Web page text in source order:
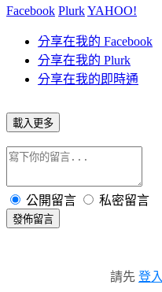
Facebook PlurkYAHOO!
分享在我的 Facebook
分享在我的 Plurk
分享在我的即時通
載入更多
公開留言 私密留言
發佈留言
請先 登入